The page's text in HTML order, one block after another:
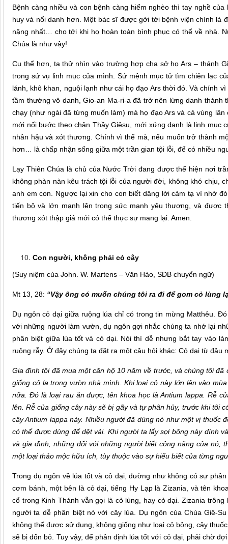
Bệnh càng nhiều và con bệnh càng hiểm nghèo thì tay nghề
huy và nổi danh hơn. Một bác sĩ được gởi tới bệnh viện chính là
nặng nhất… cho tới khi họ hoàn toàn bình phục có thể về nhà.
Chúa là như vậy!
Cụ thể hơn, ta thử nhìn vào trường hợp cha sở họ Ars – thánh
trong sứ vụ linh mục của mình. Sứ mệnh mục tử tìm chiên lạc
lánh, khô khan, nguội lạnh như cái họ đạo Ars thời đó. Và chính
tầm thường vô danh, Gio-an Ma-ri-a đã trở nên lừng danh
chạy (như ngài đã từng muốn làm) mà họ đạo Ars và cả vùng
mới nối bước theo chân Thầy Giêsu, mới xứng danh là linh mục
nhân hậu và xót thương. Chính vì thế mà, nếu muốn trở thành
hơn… là chấp nhận sống giữa một trần gian tội lỗi, để có nhiều
Lạy Thiên Chúa là chủ của Nước Trời đang được thể hiện nơi
không phàn nàn kêu trách tội lỗi của người đời, không khó chịu,
anh em con. Ngược lại xin cho con biết dâng lời cảm tạ vì nhờ
tiến bộ và lớn mạnh lên trong sức mạnh yêu thương, và được
thương xót thập giá mới có thể thực sự mang lại. Amen.
Con người, không phải cỏ cây
(Suy niệm của John. W. Martens – Văn Hào, SDB chuyển ngữ)
Mt 13, 28: “Vậy ông có muốn chúng tôi ra đi để gom cỏ lùng
Dụ ngôn cỏ dại giữa ruộng lúa chỉ có trong tin mừng Matthêu.
với những người làm vườn, dụ ngôn gợi nhắc chúng ta nhớ lại
phân biệt giữa lúa tốt và cỏ dại. Nói thì dễ nhưng bắt tay vào
ruộng rẫy. Ở đây chúng ta đặt ra một câu hỏi khác: Cỏ dại từ đâu
Gia đình tôi đã mua một căn hộ 10 năm về trước, và chúng tôi
giống cỏ lạ trong vườn nhà mình. Khi loại cỏ này lớn lên vào
nữa. Đó là loại rau ăn được, tên khoa học là Antium lappa. Rễ
lên. Rễ của giống cây này sẽ bị gãy và tự phân hủy, trước khi tôi
cây Antium lappa này. Nhiều người đã dùng nó như một vị
có thể được dùng để dệt vải. Khi người ta lấy sợi bông này dính
và gia đình, những đối với những người biết công năng của nó,
một loại thảo mộc hữu ích, tùy thuộc vào sự hiểu biết của từng
Trong dụ ngôn về lúa tốt và cỏ dại, dường như không có sự
cơm bánh, một bên là cỏ dại, tiếng Hy Lạp là Zizania, và tên
cổ trong Kinh Thánh vẫn gọi là cỏ lùng, hay cỏ dại. Zizania
người ta dễ phân biệt nó với cây lúa. Dụ ngôn của Chúa Giê-
không thể được sử dụng, không giống như loại cỏ bông, cây
sẽ bị đốn bỏ. Tuy vậy, để phân định lúa tốt với cỏ dại, phải chờ